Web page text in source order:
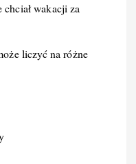
wakacji za
liczyć na różne